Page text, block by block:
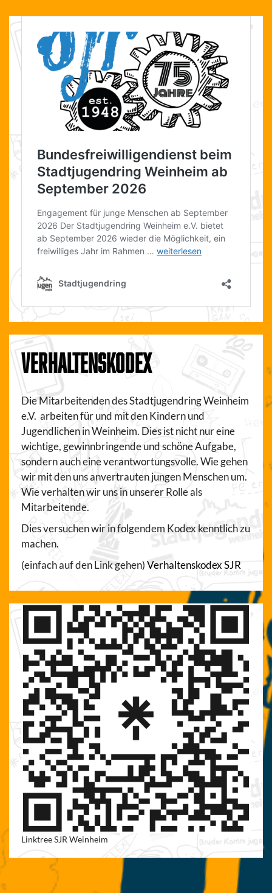
VERHALTENSKODEX
Die Mitarbeitenden des Stadtjugendring Weinheim
e.V. arbeiten für und mit den Kindern und
Jugendlichen in Weinheim. Dies ist nicht nur eine
wichtige, gewinnbringende und schöne Aufgabe,
sondern auch eine verantwortungsvolle. Wie gehen
wir mit den uns anvertrauten jungen Menschen um.
Wie verhalten wir uns in unserer Rolle als
Mitarbeitende.
Dies versuchen wir in folgendem Kodex kenntlich zu
machen.
(einfach auf den Link gehen)Verhaltenskodex SJR
Linktree SJR Weinheim